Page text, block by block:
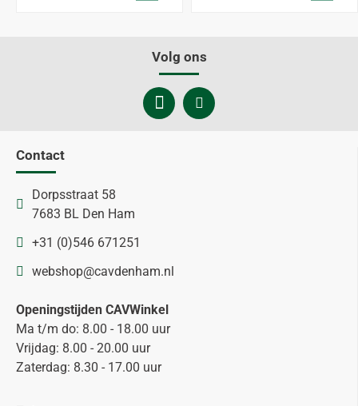
Volg ons
Contact
Dorpsstraat 58
7683 BL Den Ham
+31 (0)546 671251
webshop@cavdenham.nl
Openingstijden CAVWinkel
Ma t/m do: 8.00 - 18.00 uur
Vrijdag: 8.00 - 20.00 uur
Zaterdag: 8.30 - 17.00 uur